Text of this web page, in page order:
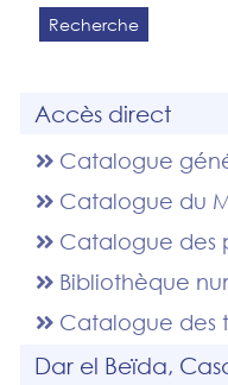
Recherche
Accès direct
Catalogue
Catalogue du
Catalogue des
Bibliothèque
Catalogue des
Dar el Beïda,